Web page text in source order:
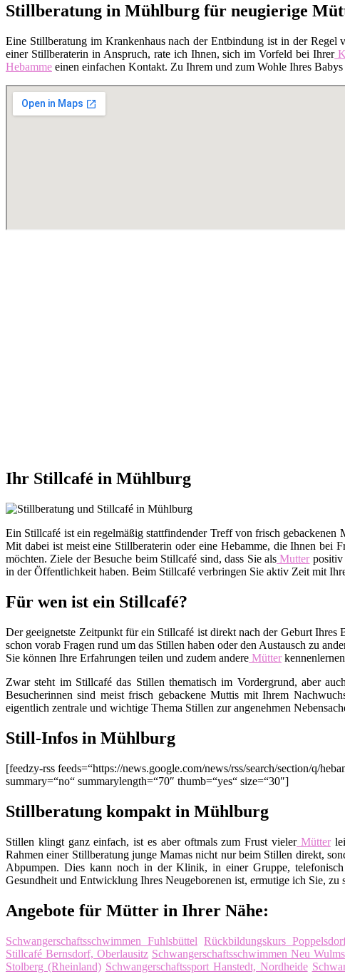
Stillberatung in Mühlburg für neugierige
Eine Stillberatung im Krankenhaus nach der Entbindung ist in der Regel
einer Stillberaterin in Anspruch, rate ich Ihnen, sich im Vorfeld bei Ihrer
Hebamme einen einfachen Kontakt. Zu Ihrem und zum Wohle Ihres
Ihr Stillcafé in Mühlburg
Ein Stillcafé ist ein regelmäßig stattfindender Treff von frisch gebackenen
Mit dabei ist meist eine Stillberaterin oder eine Hebamme, die Ihnen bei
möchten. Ziele der Besuche beim Stillcafé sind, dass Sie als Mutterpositiv
in der Öffentlichkeit haben. Beim Stillcafé verbringen Sie aktiv Zeit mit
Für wen ist ein Stillcafé?
Der geeignetste Zeitpunkt für ein Stillcafé ist direkt nach der Geburt
schon vorab Fragen rund um das Stillen haben oder den Austausch zu
Sie können Ihre Erfahrungen teilen und zudem andere Mütter
Zwar steht im Stillcafé das Stillen thematisch im Vordergrund, aber
Besucherinnen sind meist frisch gebackene Muttis mit Ihrem
eigentlich zentrale und wichtige Thema Stillen zur angenehmen
Still-Infos in Mühlburg
[feedzy-rss feeds=“https://news.google.com/news/rss/search/section/q/
summary=“no“ summarylength=“70″ thumb=“yes“ size=“30″]
Stillberatung kompakt in Mühlburg
Stillen klingt ganz einfach, ist es aber oftmals zum Frust vielerMütter
Rahmen einer Stillberatung junge Mamas nicht nur beim Stillen direkt,
Abpumpen. Dies kann noch in der Klinik, in einer Gruppe,
Gesundheit und Entwicklung Ihres Neugeborenen ist, ermutige ich Sie,
Angebote für Mütter in Ihrer Nähe:
Schwangerschaftsschwimmen Fuhlsbüttel Rückbildungskurs
Stillcafé Bernsdorf, Oberlausitz Schwangerschaftsschwimmen Neu
Stolberg (Rheinland) Schwangerschaftssport Hanstedt, Nordheide